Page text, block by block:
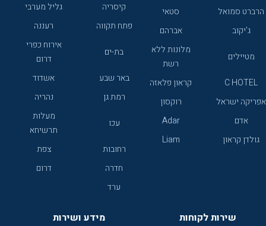
הרברט סמואל
סטאי
ג'יקוב
אברהם
מטיילים
מלונות ללא
רשת
C HOTEL
קראון פלאזה
אפריקה ישראל
רוקסון
אדם
Adar
גולדן קראון
Liam
קיסריה
גליל מערבי
פתח תקווה
רעננה
בת-ים
אירוח כפרי
דרום
באר שבע
אשדוד
רמת גן
נהריה
עכו
מעלות
תרשיחא
רחובות
צפת
חדרה
דרום
ערד
שירות לקוחות מידע ושירות